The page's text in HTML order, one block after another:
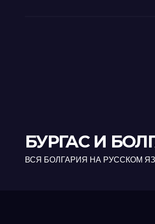
БУРГАС И
ВСЯ БОЛГАРИЯ НА РУССКОМ